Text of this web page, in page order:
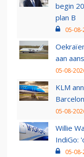
begin
plan B
05-
aan
05-08-
KLM
05-08-
Willie
IndiGo:
05-